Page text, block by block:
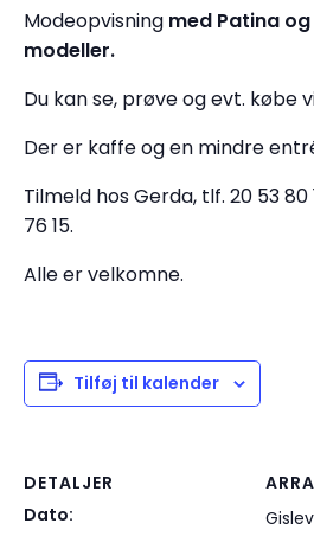
Modeopvisning med Patina
modeller.
Du kan se, prøve og evt. købe
Der er kaffe og en mindre
Tilmeld hos Gerda, tlf. 20 53 80
76 15.
Alle er velkomne.
Tilføj til kalender
DETALJER
Dato: